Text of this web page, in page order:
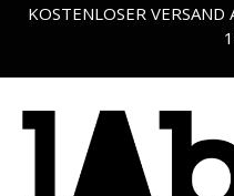
KOSTENLOSER